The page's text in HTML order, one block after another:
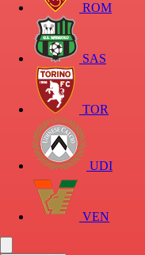
ROM
SAS
TOR
UDI
VEN